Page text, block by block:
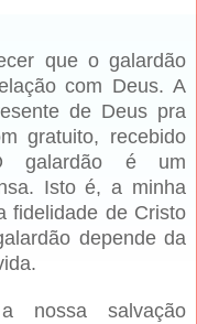
que o galardão
com Deus. A
de Deus pra
gratuito, recebido
galardão é um
Isto é, a minha
fidelidade de Cristo
depende da
nossa salvação